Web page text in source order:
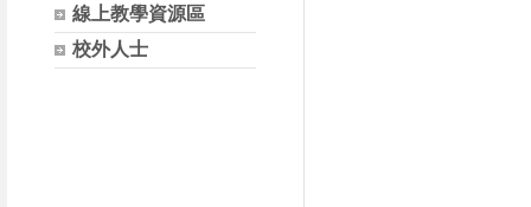
線上教學資源區
校外人士